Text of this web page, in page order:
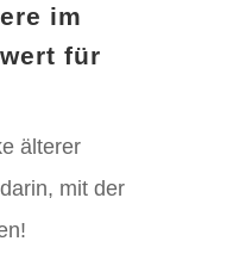
im
für
älterer
mit der